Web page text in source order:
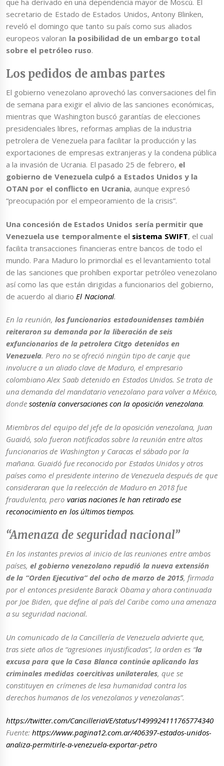
secretario de Estado de Estados Unidos, Antony Blinken,
reveló el domingo que tanto su país como sus aliados
europeos valoran la posibilidad de un embargo total
sobre el petróleo ruso.
Los pedidos de ambas partes
El gobierno venezolano aprovechó las conversaciones del fin
de semana para exigir el alivio de las sanciones económicas,
mientras que Washington buscó garantías de elecciones
presidenciales libres, reformas amplias de la industria
petrolera de Venezuela para facilitar la producción y las
exportaciones de empresas extranjeras y la condena pública
a la invasión de Ucrania. El pasado 25 de febrero, el
gobierno de Venezuela culpó a Estados Unidos y la
OTAN por el conflicto en Ucrania, aunque expresó
“preocupación por el empeoramiento de la crisis”.
Una concesión de Estados Unidos sería permitir que
Venezuela use temporalmente el sistema SWIFT, el cual
facilita transacciones financieras entre bancos de todo el
mundo. Para Maduro lo primordial es el levantamiento total
de las sanciones que prohíben exportar petróleo venezolano
así como las que están dirigidas a funcionarios del gobierno,
de acuerdo al diario El Nacional.
En la reunión, los funcionarios estadounidenses también
reiteraron su demanda por la liberación de seis
exfuncionarios de la petrolera Citgo detenidos en
Venezuela. Pero no se ofreció ningún tipo de canje que
involucre a un aliado clave de Maduro, el empresario
colombiano Alex Saab detenido en Estados Unidos. Se trata de
una demanda del mandatario venezolano para volver a México,
dondesostenía conversaciones con la oposición venezolana.
Miembros del equipo del jefe de la oposición venezolana, Juan
Guaidó, solo fueron notificados sobre la reunión entre altos
funcionarios de Washington y Caracas el sábado por la
mañana. Guaidó fue reconocido por Estados Unidos y otros
países como el presidente interino de Venezuela después de que
consideraran que la reelección de Maduro en 2018 fue
fraudulenta, pero varias naciones le han retirado ese
reconocimiento en los últimos tiempos.
“Amenaza de seguridad nacional”
En los instantes previos al inicio de las reuniones entre ambos
países, el gobierno venezolano repudió la nueva extensión
de la “Orden Ejecutiva” del ocho de marzo de 2015, firmada
por el entonces presidente Barack Obama y ahora continuada
por Joe Biden, que define al país del Caribe como una amenaza
a su seguridad nacional.
Un comunicado de la Cancillería de Venezuela advierte que,
tras siete años de “agresiones injustificadas”, la orden es “la
excusa para que la Casa Blanca continúe aplicando las
criminales medidas coercitivas unilaterales, que se
constituyen en crímenes de lesa humanidad contra los
derechos humanos de los venezolanos y venezolanas”.
https://twitter.com/CancilleriaVE/status/1499924111765774340
Fuente:https://www.pagina12.com.ar/406397-estados-unidos-
analiza-permitirle-a-venezuela-exportar-petro